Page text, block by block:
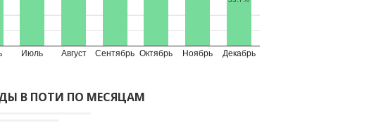
Июль Август Сентябрь Октябрь Ноябрь Декабрь
В ПОТИ ПО МЕСЯЦАМ